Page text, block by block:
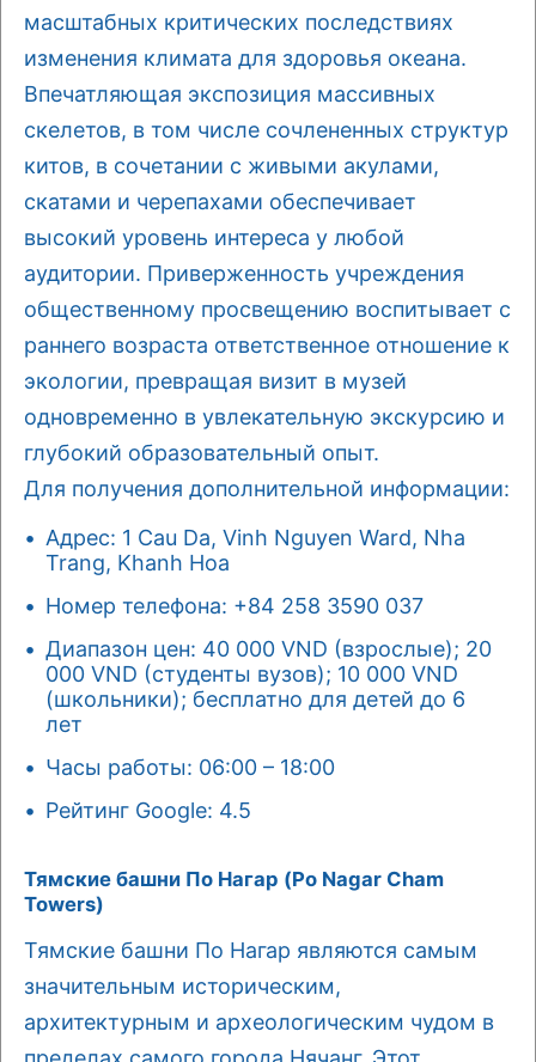
масштабных критических последствиях
изменения климата для здоровья океана.
Впечатляющая экспозиция массивных
скелетов, в том числе сочлененных структур
китов, в сочетании с живыми акулами,
скатами и черепахами обеспечивает
высокий уровень интереса у любой
аудитории. Приверженность учреждения
общественному просвещению воспитывает с
раннего возраста ответственное отношение к
экологии, превращая визит в музей
одновременно в увлекательную экскурсию и
глубокий образовательный опыт.
Для получения дополнительной информации:
Адрес: 1 Cau Da, Vinh Nguyen Ward, Nha
Trang, Khanh Hoa
Номер телефона: +84 258 3590 037
Диапазон цен: 40 000 VND (взрослые); 20
000 VND (студенты вузов); 10 000 VND
(школьники); бесплатно для детей до 6
лет
Часы работы: 06:00 – 18:00
Рейтинг Google: 4.5
Тямские башни По Нагар (Po Nagar Cham
Towers)
Тямские башни По Нагар являются самым
значительным историческим,
архитектурным и археологическим чудом в